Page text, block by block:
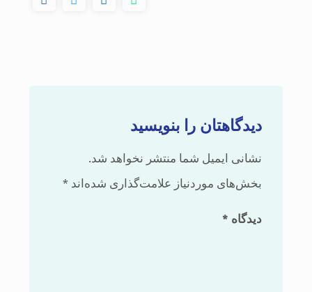
دیدگاهتان را بنویسید
نشانی ایمیل شما منتشر نخواهد شد.
بخش‌های موردنیاز علامت‌گذاری شده‌اند *
دیدگاه *